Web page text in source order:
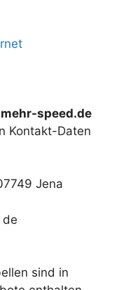
mehr-speed.de
Kontakt-Daten
Jena
de
sind in